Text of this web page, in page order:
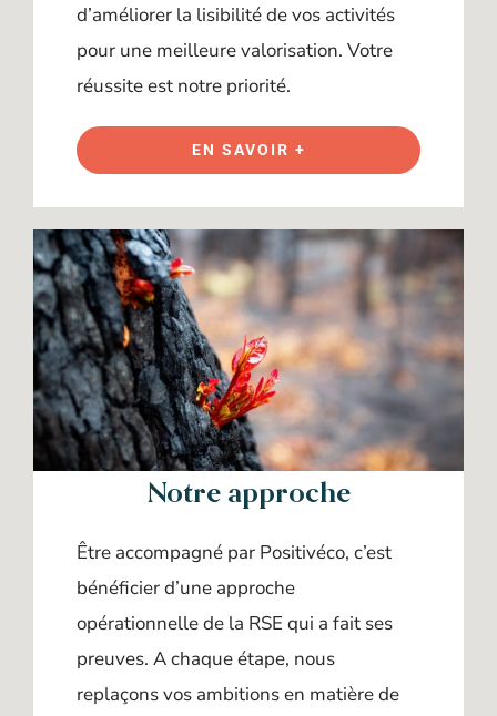
d’améliorer la lisibilité de vos activités
pour une meilleure valorisation. Votre
réussite est notre priorité.
EN SAVOIR +
Notre approche
Être accompagné par Positivéco, c’est
bénéficier d’une approche
opérationnelle de la RSE qui a fait ses
preuves. A chaque étape, nous
replaçons vos ambitions en matière de